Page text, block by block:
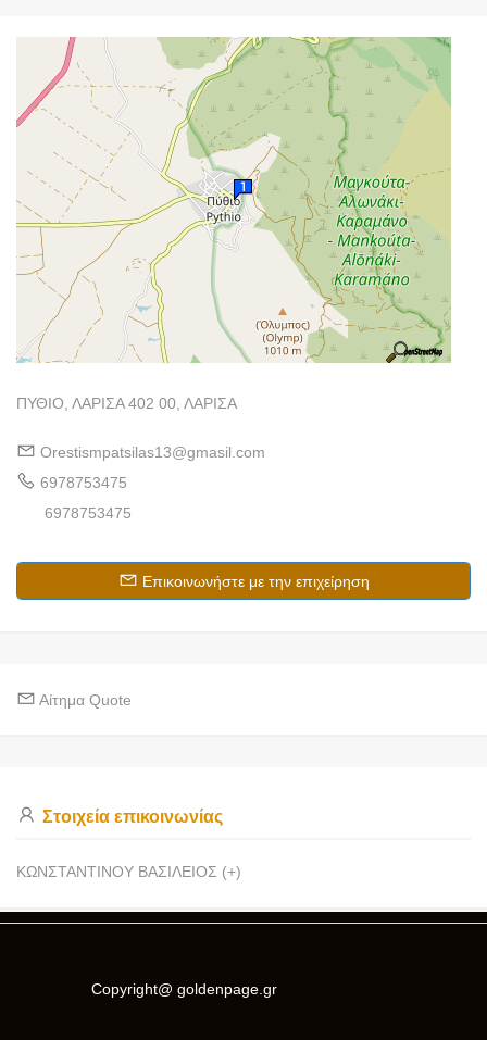
ΠΥΘΙΟ, ΛΑΡΙΣΑ 402 00, ΛΑΡΙΣΑ
Orestismpatsilas13@gmasil.com
6978753475
6978753475
Επικοινωνήστε με την επιχείρηση
Αίτημα Quote
Στοιχεία επικοινωνίας
ΚΩΝΣΤΑΝΤΙΝΟΥ ΒΑΣΙΛΕΙΟΣ (+)
Copyright@ goldenpage.gr